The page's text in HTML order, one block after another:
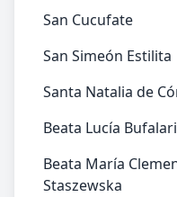
San Cucufate
San Simeón Estilita
Santa Natalia de
Beata Lucía Bufalari
Beata María
Staszewska